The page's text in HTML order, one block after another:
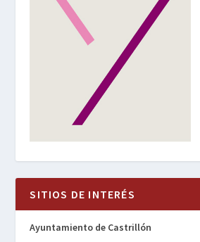
SITIOS DE INTERÉS
Ayuntamiento de Castrillón